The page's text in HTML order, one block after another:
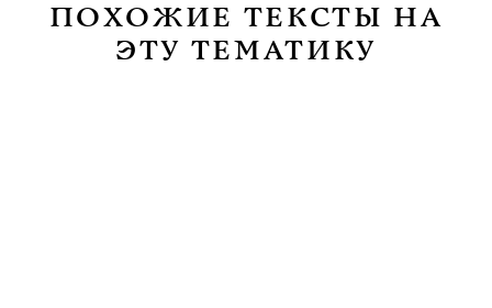
ПОХОЖИЕ ТЕКСТЫ НА
ЭТУ ТЕМАТИКУ